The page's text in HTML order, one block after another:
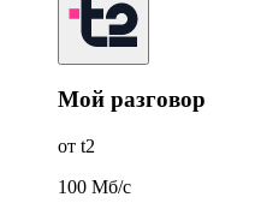
Мой разговор
от t2
100 Мб/c